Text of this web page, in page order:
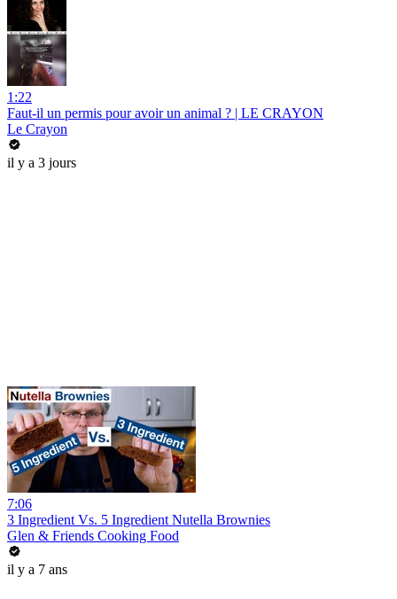
1:22
Faut-il un permis pour avoir un animal ? | LE CRAYON
Le Crayon
il y a 3 jours
7:06
3 Ingredient Vs. 5 Ingredient Nutella Brownies
Glen & Friends Cooking Food
il y a 7 ans